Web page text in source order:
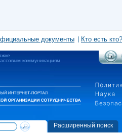
документы Кто есть кто?
коммуникациям
Расширенный поиск